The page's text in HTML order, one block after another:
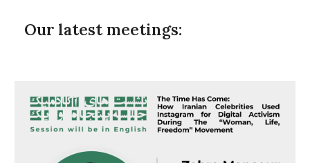
Our latest meetings: